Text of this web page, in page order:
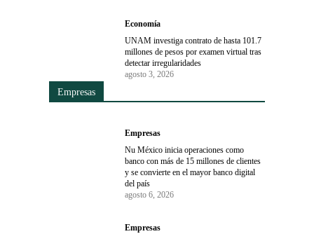
Economía
UNAM investiga contrato de hasta 101.7
millones de pesos por examen virtual tras
detectar irregularidades
agosto 3, 2026
Empresas
Empresas
Nu México inicia operaciones como
banco con más de 15 millones de clientes
y se convierte en el mayor banco digital
del país
agosto 6, 2026
Empresas